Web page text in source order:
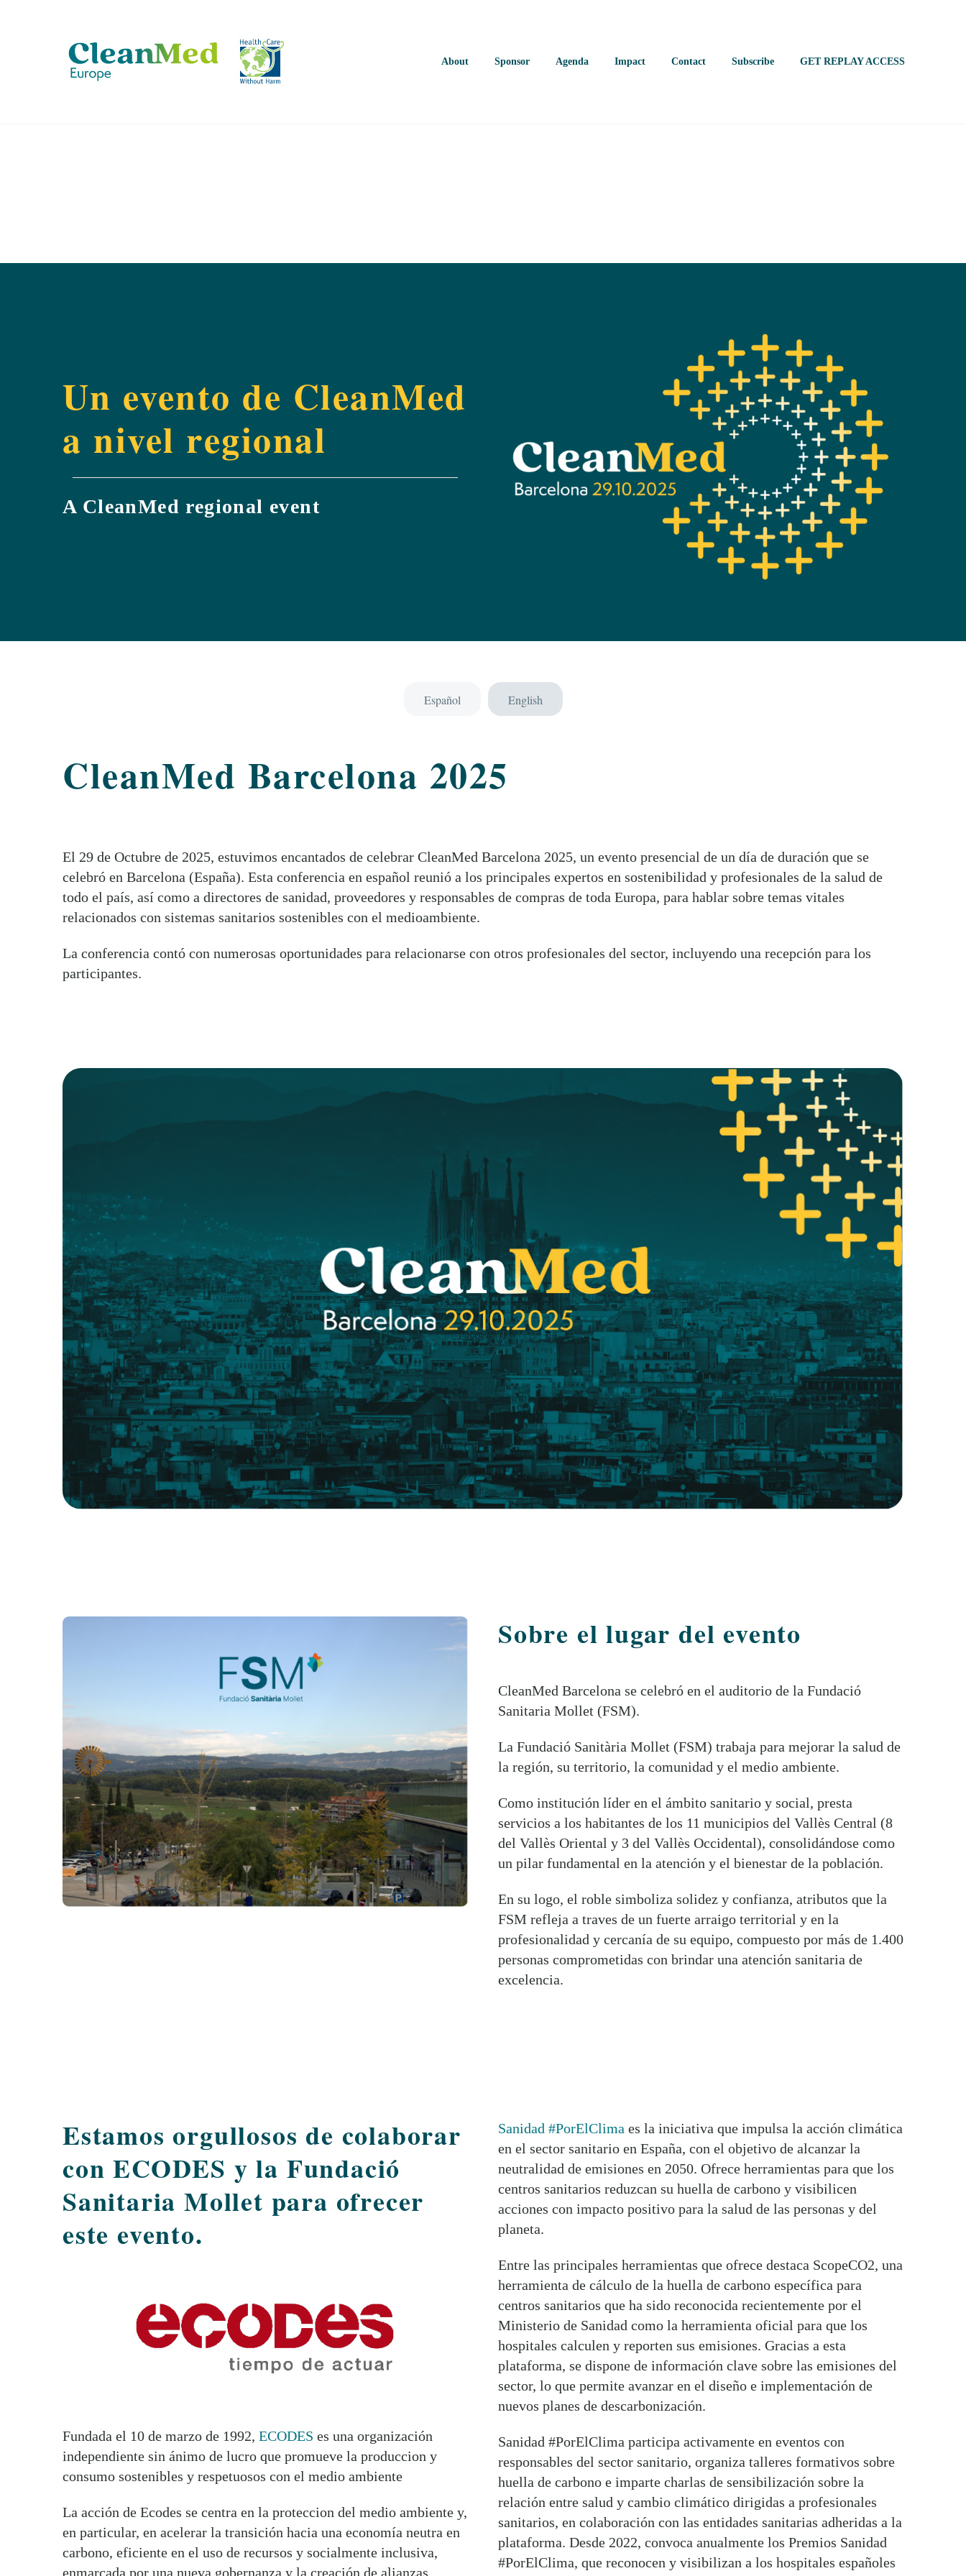
About Sponsor Agenda Impact Contact Subscribe GET REPLAY ACCESS
Un evento de CleanMed
a nivel regional
A CleanMed regional event
Español English
CleanMed Barcelona 2025
El 29 de Octubre de 2025, estuvimos encantados de celebrar CleanMed Barcelona 2025, un evento presencial de un día de duración que se
celebró en Barcelona (España). Esta conferencia en español reunió a los principales expertos en sostenibilidad y profesionales de la salud de
todo el país, así como a directores de sanidad, proveedores y responsables de compras de toda Europa, para hablar sobre temas vitales
relacionados con sistemas sanitarios sostenibles con el medioambiente.
La conferencia contó con numerosas oportunidades para relacionarse con otros profesionales del sector, incluyendo una recepción para los
participantes.
Sobre el lugar del evento
CleanMed Barcelona se celebró en el auditorio de la Fundació
Sanitaria Mollet (FSM).
La Fundació Sanitària Mollet (FSM) trabaja para mejorar la salud de
la región, su territorio, la comunidad y el medio ambiente.
Como institución líder en el ámbito sanitario y social, presta
servicios a los habitantes de los 11 municipios del Vallès Central (8
del Vallès Oriental y 3 del Vallès Occidental), consolidándose como
un pilar fundamental en la atención y el bienestar de la población.
En su logo, el roble simboliza solidez y confianza, atributos que la
FSM refleja a traves de un fuerte arraigo territorial y en la
profesionalidad y cercanía de su equipo, compuesto por más de 1.400
personas comprometidas con brindar una atención sanitaria de
excelencia.
Estamos orgullosos de colaborar
con ECODES y la Fundació
Sanitaria Mollet para ofrecer
este evento.
Fundada el 10 de marzo de 1992, ECODES es una organización
independiente sin ánimo de lucro que promueve la produccion y
consumo sostenibles y respetuosos con el medio ambiente
La acción de Ecodes se centra en la proteccion del medio ambiente y,
en particular, en acelerar la transición hacia una economía neutra en
carbono, eficiente en el uso de recursos y socialmente inclusiva,
enmarcada por una nueva gobernanza y la creación de alianzas.
Sanidad #PorElClima es la iniciativa que impulsa la acción climática
en el sector sanitario en España, con el objetivo de alcanzar la
neutralidad de emisiones en 2050. Ofrece herramientas para que los
centros sanitarios reduzcan su huella de carbono y visibilicen
acciones con impacto positivo para la salud de las personas y del
planeta.
Entre las principales herramientas que ofrece destaca ScopeCO2, una
herramienta de cálculo de la huella de carbono específica para
centros sanitarios que ha sido reconocida recientemente por el
Ministerio de Sanidad como la herramienta oficial para que los
hospitales calculen y reporten sus emisiones. Gracias a esta
plataforma, se dispone de información clave sobre las emisiones del
sector, lo que permite avanzar en el diseño e implementación de
nuevos planes de descarbonización.
Sanidad #PorElClima participa activamente en eventos con
responsables del sector sanitario, organiza talleres formativos sobre
huella de carbono e imparte charlas de sensibilización sobre la
relación entre salud y cambio climático dirigidas a profesionales
sanitarios, en colaboración con las entidades sanitarias adheridas a la
plataforma. Desde 2022, convoca anualmente los Premios Sanidad
#PorElClima, que reconocen y visibilizan a los hospitales españoles